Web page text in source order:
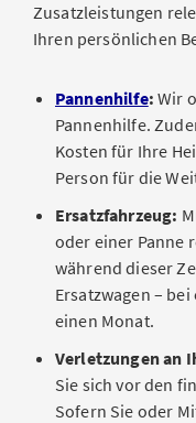
Zusatzleistungen
Ihren persönlichen
Pannenhilfe: Wir
Pannenhilfe.
Kosten für Ihre
Person für die
Ersatzfahrzeug:
oder einer Panne
während dieser
Ersatzwagen –
einen Monat.
Verletzungen an
Sie sich vor den
Sofern Sie oder